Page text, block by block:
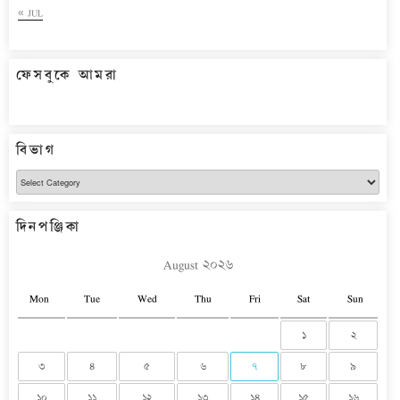
« JUL
ফেসবুকে আমরা
বিভাগ
বিভাগ
দিনপঞ্জিকা
August ২০২৬
Mon Tue Wed Thu Fri Sat Sun
১ ২
৩ ৪ ৫ ৬ ৭ ৮ ৯